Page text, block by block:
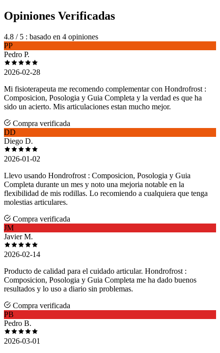
Opiniones Verificadas
4.8 / 5 : basado en 4 opiniones
PP
Pedro P.
2026-02-28
Mi fisioterapeuta me recomendo complementar con Hondrofrost :
Composicion, Posologia y Guia Completa y la verdad es que ha
sido un acierto. Mis articulaciones estan mucho mejor.
Compra verificada
DD
Diego D.
2026-01-02
Llevo usando Hondrofrost : Composicion, Posologia y Guia
Completa durante un mes y noto una mejoria notable en la
flexibilidad de mis rodillas. Lo recomiendo a cualquiera que tenga
molestias articulares.
Compra verificada
JM
Javier M.
2026-02-14
Producto de calidad para el cuidado articular. Hondrofrost :
Composicion, Posologia y Guia Completa me ha dado buenos
resultados y lo uso a diario sin problemas.
Compra verificada
PB
Pedro B.
2026-03-01